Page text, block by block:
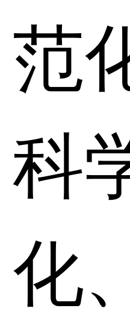
范
科
化